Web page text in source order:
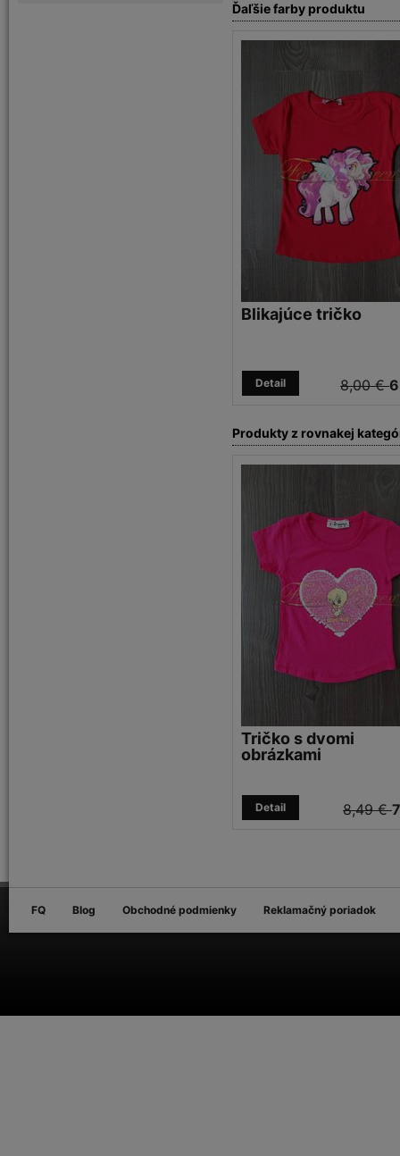
Ďaľšie farby produktu
Blikajúce tričko
8,00 €
Detail
Produkty z rovnakej
Tričko s dvomi
obrázkami
8,49 €
Detail
FQ Blog Obchodné podmienky Reklamačný poriadok